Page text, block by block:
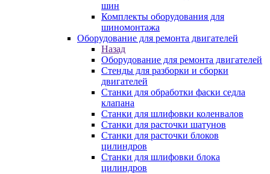
шин
Комплекты оборудования для
шиномонтажа
Оборудование для ремонта двигателей
Назад
Оборудование для ремонта двигателей
Стенды для разборки и сборки
двигателей
Станки для обработки фаски седла
клапана
Станки для шлифовки коленвалов
Станки для расточки шатунов
Станки для расточки блоков
цилиндров
Станки для шлифовки блока
цилиндров